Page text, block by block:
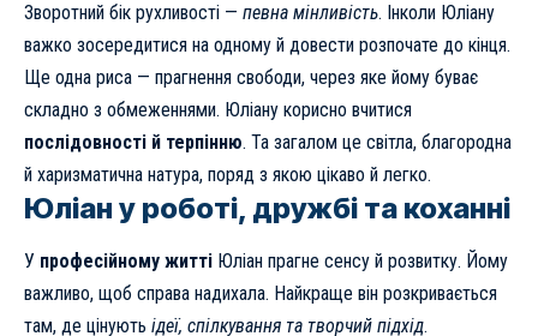
Зворотний бік рухливості — певна мінливість. Інколи Юліану
важко зосередитися на одному й довести розпочате до кінця.
Ще одна риса — прагнення свободи, через яке йому буває
складно з обмеженнями. Юліану корисно вчитися
послідовності й терпінню. Та загалом це світла, благородна
й харизматична натура, поряд з якою цікаво й легко.
Юліан у роботі, дружбі та коханні
У професійному житті Юліан прагне сенсу й розвитку. Йому
важливо, щоб справа надихала. Найкраще він розкривається
там, де цінують ідеї, спілкування та творчий підхід.